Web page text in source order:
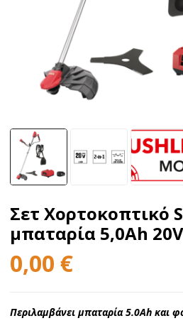
Σετ Χορτοκοπτικό
μπαταρία 5,0Ah 20V
0,00 €
Περιλαμβάνει μπαταρία 5.0Ah και